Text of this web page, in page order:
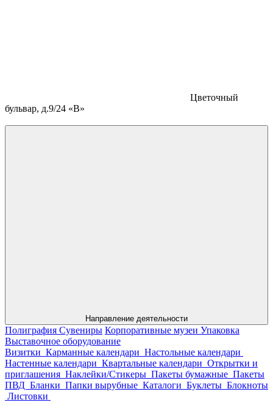
Цветочный
бульвар, д.9/24 «В»
Направление деятельности
Полиграфия Сувениры Корпоративные музеи Упаковка
Выставочное оборудование
Визитки Карманные календари Настольные календари
Настенные календари Квартальные календари Открытки и
приглашения Наклейки/Стикеры Пакеты бумажные Пакеты
ПВД Бланки Папки вырубные Каталоги Буклеты Блокноты
Листовки